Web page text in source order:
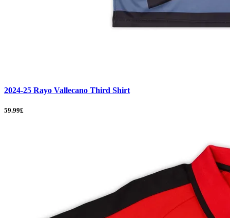
2024-25 Rayo Vallecano Third Shirt
59.99£